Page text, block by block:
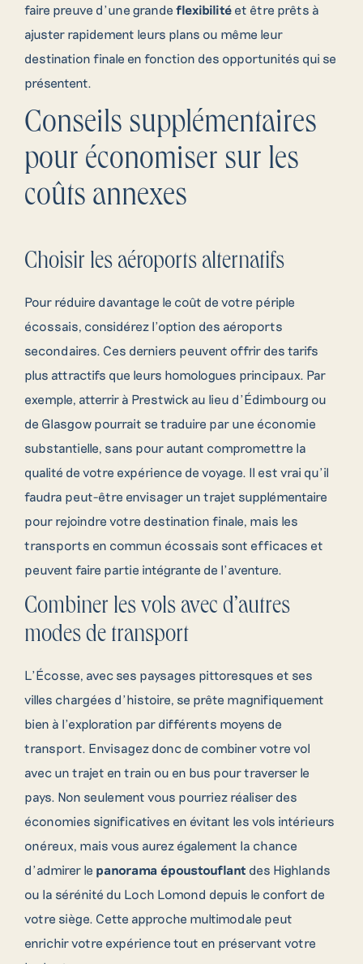
+353 71 933 6436
faire preuve d’une grande flexibilité et être prêts à
ajuster rapidement leurs plans ou même leur
destination finale en fonction des opportunités qui se
présentent.
Conseils supplémentaires
pour économiser sur les
coûts annexes
Choisir les aéroports alternatifs
Pour réduire davantage le coût de votre périple
écossais, considérez l’option des aéroports
secondaires. Ces derniers peuvent offrir des tarifs
plus attractifs que leurs homologues principaux. Par
exemple, atterrir à Prestwick au lieu d’Édimbourg ou
de Glasgow pourrait se traduire par une économie
substantielle, sans pour autant compromettre la
qualité de votre expérience de voyage. Il est vrai qu’il
faudra peut-être envisager un trajet supplémentaire
pour rejoindre votre destination finale, mais les
transports en commun écossais sont efficaces et
peuvent faire partie intégrante de l’aventure.
Combiner les vols avec d’autres
modes de transport
L’Écosse, avec ses paysages pittoresques et ses
villes chargées d’histoire, se prête magnifiquement
bien à l’exploration par différents moyens de
transport. Envisagez donc de combiner votre vol
avec un trajet en train ou en bus pour traverser le
pays. Non seulement vous pourriez réaliser des
économies significatives en évitant les vols intérieurs
onéreux, mais vous aurez également la chance
d’admirer le panorama époustouflant des Highlands
ou la sérénité du Loch Lomond depuis le confort de
votre siège. Cette approche multimodale peut
enrichir votre expérience tout en préservant votre